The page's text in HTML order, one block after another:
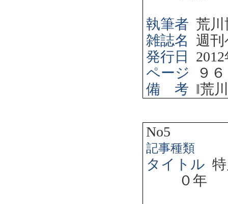
執筆者 荒川
雑誌名
週
発行日
2012
ページ
９
備 考 ‖荒
No5
記事種類
タイトル
０年